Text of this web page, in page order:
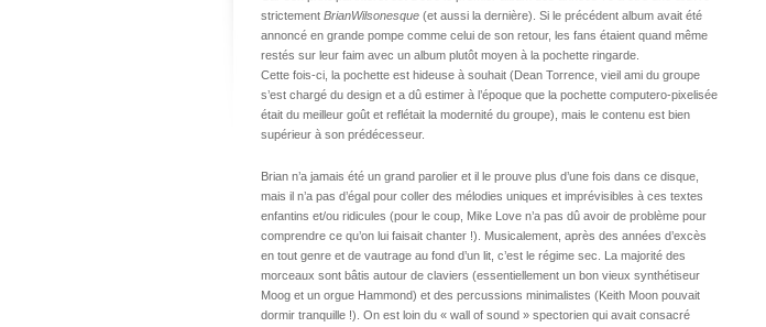
strictement BrianWilsonesque (et aussi la dernière). Si le précédent album avait été
annoncé en grande pompe comme celui de son retour, les fans étaient quand même
restés sur leur faim avec un album plutôt moyen à la pochette ringarde.
Cette fois-ci, la pochette est hideuse à souhait (Dean Torrence, vieil ami du groupe
s’est chargé du design et a dû estimer à l’époque que la pochette computero-pixelisée
était du meilleur goût et reflétait la modernité du groupe), mais le contenu est bien
supérieur à son prédécesseur.
Brian n’a jamais été un grand parolier et il le prouve plus d’une fois dans ce disque,
mais il n’a pas d’égal pour coller des mélodies uniques et imprévisibles à ces textes
enfantins et/ou ridicules (pour le coup, Mike Love n’a pas dû avoir de problème pour
comprendre ce qu’on lui faisait chanter !). Musicalement, après des années d’excès
en tout genre et de vautrage au fond d’un lit, c’est le régime sec. La majorité des
morceaux sont bâtis autour de claviers (essentiellement un bon vieux synthétiseur
Moog et un orgue Hammond) et des percussions minimalistes (Keith Moon pouvait
dormir tranquille !). On est loin du « wall of sound » spectorien qui avait consacré